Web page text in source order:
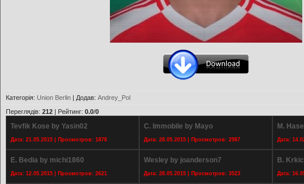
Категорія: Union Berlin| Додав: Andrey_Pol
Переглядів: 212| Рейтинг: 0.0/0
Tevfik Kose by Yasin02
Дата: 21.05.2015 | Просмотров: 1878
C. Immobile by Mayo
Дата: 28.05.2015 | Просмотров: 2987
M.
Дата:
E. Bedia by michi1860
Дата: 12.05.2015 | Просмотров: 2621
Wesley by joanderson7
Дата: 28.05.2015 | Просмотров: 3523
B.
Дата: